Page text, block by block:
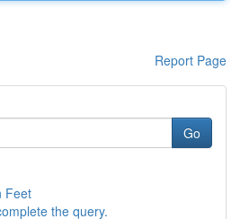
Report Page
Go
Feet
the query.